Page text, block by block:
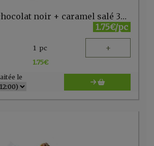
Energy bar chocolat noir + caramel salé 30g Nuts & berries
1.75€/pc
1 pc +
1.75€
le